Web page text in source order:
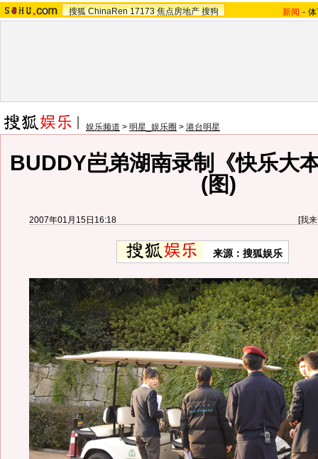
搜狐 ChinaRen 17173 焦点房地产 搜狗 新闻 -
娱乐频道 > 明星_娱乐圈 > 港台明星
BUDDY岜弟湖南录制《快乐大
(图)
2007年01月15日16:18 [我
来源：搜狐娱乐